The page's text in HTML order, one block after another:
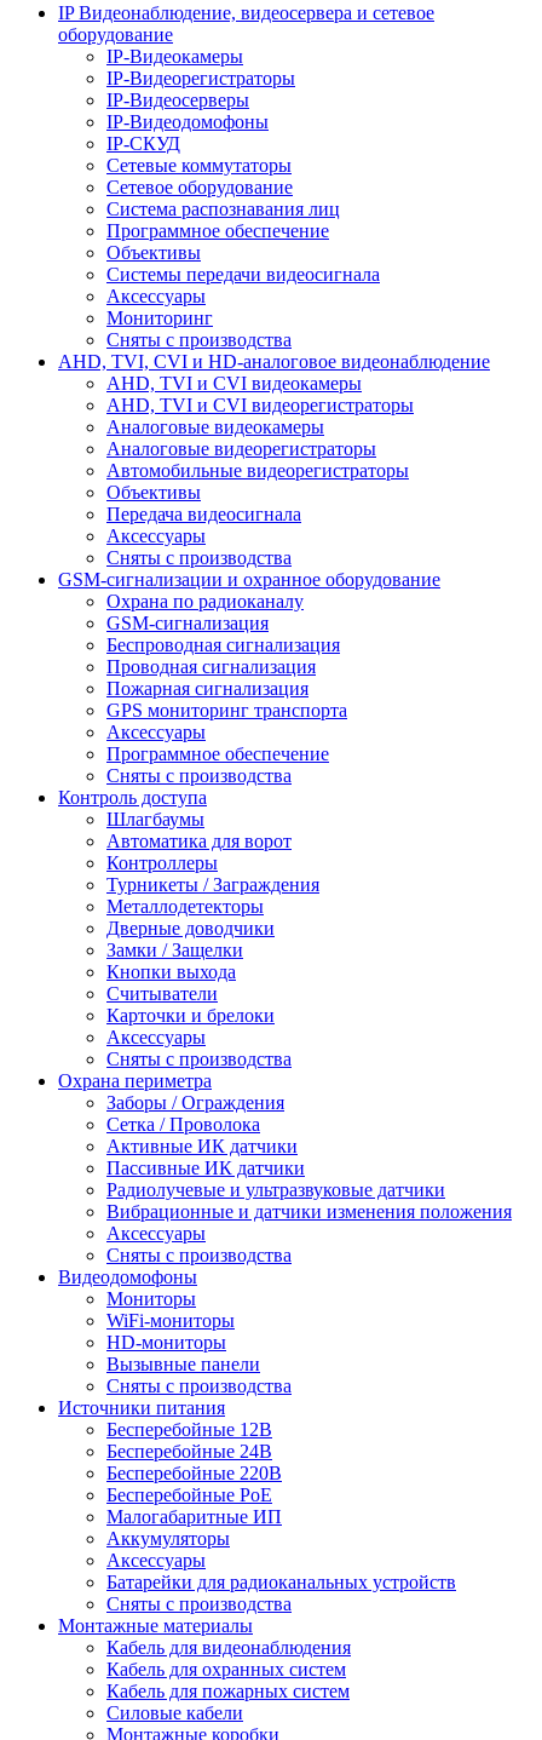
IP Видеонаблюдение, видеосервера и сетевое
оборудование
IP-Видеокамеры
IP-Видеорегистраторы
IP-Видеосерверы
IP-Видеодомофоны
IP-СКУД
Сетевые коммутаторы
Сетевое оборудование
Система распознавания лиц
Программное обеспечение
Объективы
Системы передачи видеосигнала
Аксессуары
Мониторинг
Сняты с производства
AHD, TVI, CVI и HD-аналоговое видеонаблюдение
AHD, TVI и CVI видеокамеры
AHD, TVI и CVI видеорегистраторы
Аналоговые видеокамеры
Аналоговые видеорегистраторы
Автомобильные видеорегистраторы
Объективы
Передача видеосигнала
Аксессуары
Сняты с производства
GSM-сигнализации и охранное оборудование
Охрана по радиоканалу
GSM-сигнализация
Беспроводная сигнализация
Проводная сигнализация
Пожарная сигнализация
GPS мониторинг транспорта
Аксессуары
Программное обеспечение
Сняты с производства
Контроль доступа
Шлагбаумы
Автоматика для ворот
Контроллеры
Турникеты / Заграждения
Металлодетекторы
Дверные доводчики
Замки / Защелки
Кнопки выхода
Считыватели
Карточки и брелоки
Аксессуары
Сняты с производства
Охрана периметра
Заборы / Ограждения
Сетка / Проволока
Активные ИК датчики
Пассивные ИК датчики
Радиолучевые и ультразвуковые датчики
Вибрационные и датчики изменения положения
Аксессуары
Сняты с производства
Видеодомофоны
Мониторы
WiFi-мониторы
HD-мониторы
Вызывные панели
Сняты с производства
Источники питания
Бесперебойные 12В
Бесперебойные 24В
Бесперебойные 220В
Бесперебойные PoE
Малогабаритные ИП
Аккумуляторы
Аксессуары
Батарейки для радиоканальных устройств
Сняты с производства
Монтажные материалы
Кабель для видеонаблюдения
Кабель для охранных систем
Кабель для пожарных систем
Силовые кабели
Монтажные коробки